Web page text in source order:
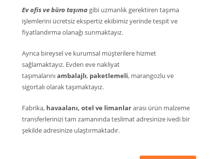
Ev ofis ve büro taşıma gibi uzmanlık gerektiren taşıma
işlemlerini ücretsiz ekspertiz ekibimiz yerinde tespit ve
fiyatlandırma olanağı sunmaktayız.
Ayrıca bireysel ve kurumsal müşterilere hizmet
sağlamaktayız. Evden eve nakliyat
taşımalarınıambalajlı, paketlemeli, marangozlu ve
sigortalı olarak taşımaktayız.
Fabrika, havaalanı, otel ve limanlararası ürün malzeme
transferlerinizi tam zamanında teslimat adresinize ivedi bir
şekilde adresinize ulaştırmaktadır.